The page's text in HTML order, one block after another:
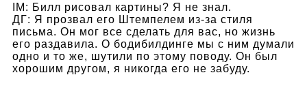
IM: Билл рисовал картины? Я не знал.
ДГ: Я прозвал его Штемпелем из-за стиля
письма. Он мог все сделать для вас, но жизнь
его раздавила. О бодибилдинге мы с ним думали
одно и то же, шутили по этому поводу. Он был
хорошим другом, я никогда его не забуду.